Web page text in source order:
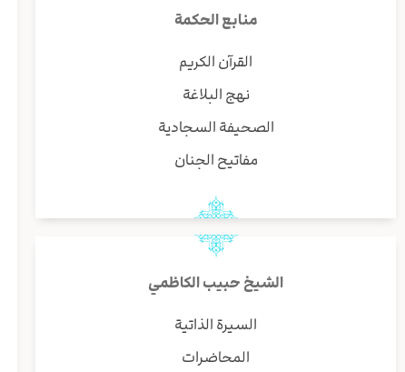
منابع الحكمة
القرآن الكريم
نهج البلاغة
الصحيفة السجادية
مفاتيح الجنان
الشيخ حبيب الكاظمي
السيرة الذاتية
المحاضرات